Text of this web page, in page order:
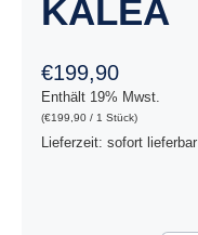
KALEA
€199,90
Enthält 19% Mwst.
(€199,90/ 1 Stück)
Lieferzeit: sofort lieferbar